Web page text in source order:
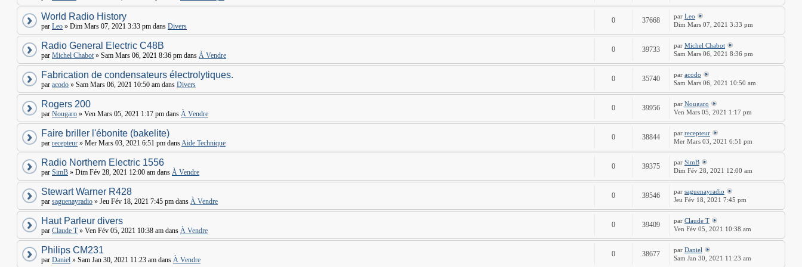
World Radio History
par Leo » Dim Mars 07, 2021 3:33 pm dans Divers
0 37668 par Leo
Dim Mars 07, 2021 3:33 pm
Radio General Electric C48B
par Michel Chabot» Sam Mars 06, 2021 8:36 pm dans À Vendre
0 39733 par Michel Chabot
Sam Mars 06, 2021 8:36 pm
Fabrication de condensateurs électrolytiques.
par acodo » Sam Mars 06, 2021 10:50 am dans Divers
0 35740 par acodo
Sam Mars 06, 2021 10:50 am
Rogers 200
par Nougaro » Ven Mars 05, 2021 1:17 pm dans À Vendre
0 39956 par Nougaro
Ven Mars 05, 2021 1:17 pm
Faire briller l'ébonite (bakelite)
par recepteur » Mer Mars 03, 2021 6:51 pm dansAide Technique
0 38844 par recepteur
Mer Mars 03, 2021 6:51 pm
Radio Northern Electric 1556
par SimB » Dim Fév 28, 2021 12:00 am dans À Vendre
0 39375 par SimB
Dim Fév 28, 2021 12:00 am
Stewart Warner R428
par saguenayradio » Jeu Fév 18, 2021 7:45 pm dans À Vendre
0 39546 par saguenayradio
Jeu Fév 18, 2021 7:45 pm
Haut Parleur divers
par Claude T» Ven Fév 05, 2021 10:38 am dans À Vendre
0 39409 par Claude T
Ven Fév 05, 2021 10:38 am
Philips CM231
par Daniel » Sam Jan 30, 2021 11:23 am dans À Vendre
0 38677 par Daniel
Sam Jan 30, 2021 11:23 am